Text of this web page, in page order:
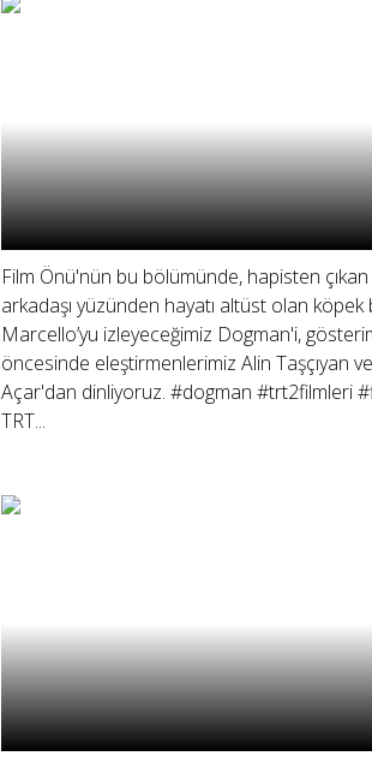
Film Önü'nün bu bölümünde, hapisten
arkadaşı yüzünden hayatı altüst olan köpek
Marcello’yu izleyeceğimiz Dogman'i,
öncesinde eleştirmenlerimiz Alin Taşçıyan
Açar'dan dinliyoruz. #dogman #trt2filmleri
TRT...